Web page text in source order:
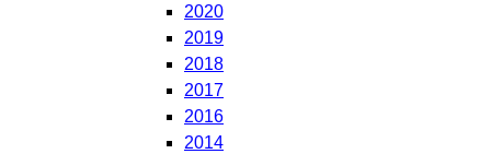
2020
2019
2018
2017
2016
2014